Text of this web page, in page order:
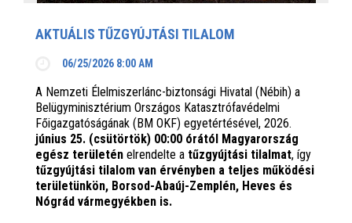
AKTUÁLIS TŰZGYÚJTÁSI TILALOM
06/25/2026 8:00 AM
A Nemzeti Élelmiszerlánc-biztonsági Hivatal (Nébih) a
Belügyminisztérium Országos Katasztrófavédelmi
Főigazgatóságának (BM OKF) egyetértésével, 2026.
június 25. (csütörtök) 00:00 órától Magyarország
egész területén elrendelte a tűzgyújtási tilalmat, így
tűzgyújtási tilalom van érvényben a teljes működési
területünkön, Borsod-Abaúj-Zemplén, Heves és
Nógrád vármegyékben is.